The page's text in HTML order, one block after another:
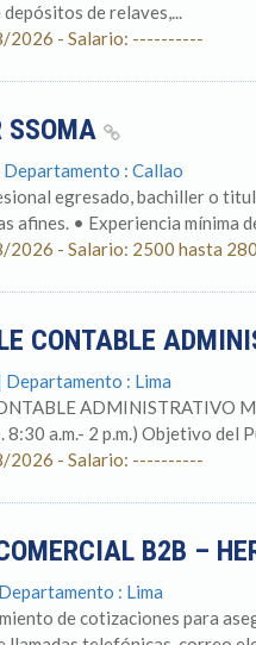
de relaves,...
2026 - Salario: ----------
SSOMA
: Callao
egresado, bachiller o
afines. • Experiencia mínima
2026 - Salario: 2500 hasta
CONTABLE
Departamento : Lima
ADMINISTRATIVO
8:30 a.m.- 2 p.m.) Objetivo
2026 - Salario: ----------
B2B –
: Lima
de cotizaciones para